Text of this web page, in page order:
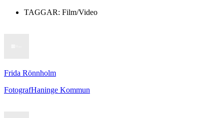
TAGGAR: Film/Video
Frida Rönnholm
FotografHaninge Kommun